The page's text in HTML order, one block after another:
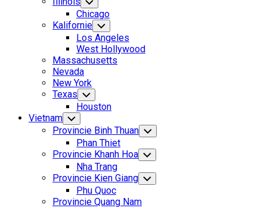
Child
Menu
Chicago
Kalifornie Toggle
Child
Menu
Los Angeles
West Hollywood
Massachusetts
Nevada
New York
Texas Toggle
Child
Menu
Houston
Vietnam Toggle
Child
Menu
Provincie Binh Thuan Toggle
Child
Menu
Phan Thiet
Provincie Khanh Hoa Toggle
Child
Menu
Nha Trang
Provincie Kien Giang Toggle
Child
Phu Quoc
Provincie Quang Nam